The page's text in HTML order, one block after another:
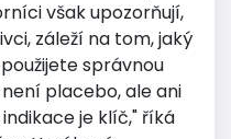
však upozorňují,
záleží na tom, jaký
správnou
placebo, ale ani
je klíč," říká